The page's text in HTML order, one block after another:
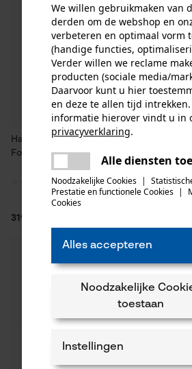
{PR-
Image_AI_Status}
Haix zaagschoenen Protector
Forest 2.1 GTX
319,90 €*
HAIX
/
Image_AI_Status}
We willen gebruikmaken van
derden om de webshop en
verbeteren en optimaal vorm
(handige functies,
Verder willen we reclame
producten (sociale media/
Daarvoor kunt u hier
en deze te allen tijd
informatie hierover vindt u in
privacyverklaring.
Alle diensten
Noodzakelijke Cookies |
Prestatie en functionele Cookies |
Cookies
Alles accepteren
Noodzakelijke
toestaan
Instellingen
Er is een fout
het opnieuw te
delen
mail